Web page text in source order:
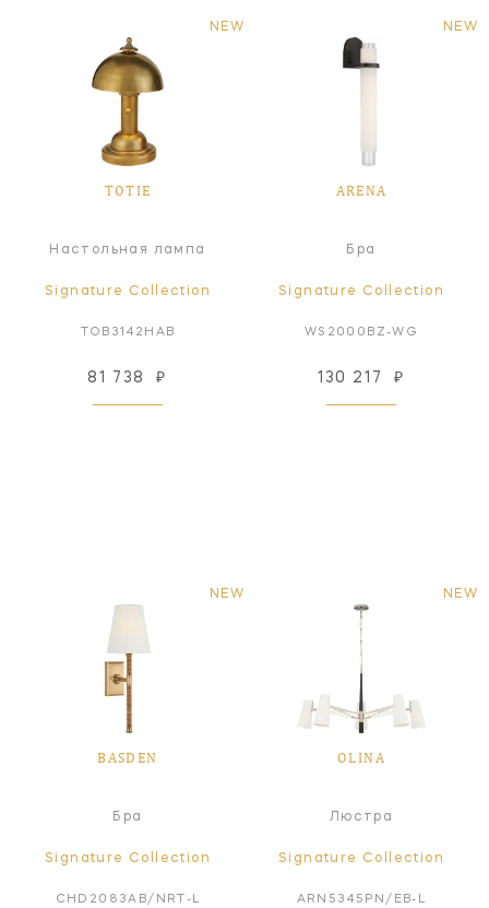
NEW
TOTIE
Настольная лампа
Signature Collection
TOB3142HAB
81 738 ₽
NEW
ARENA
Бра
Signature Collection
WS2000BZ-WG
130 217 ₽
NEW
BASDEN
Бра
Signature Collection
CHD2083AB/NRT-L
NEW
OLINA
Люстра
Signature Collection
ARN5345PN/EB-L